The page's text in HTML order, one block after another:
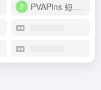
PVAPins 短信接码平台